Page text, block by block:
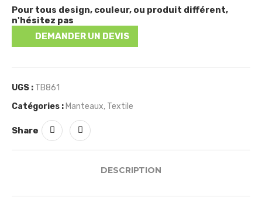
Pour tous design, couleur, ou produit différent,
n'hésitez pas
DEMANDER UN DEVIS
UGS : TB861
Catégories : Manteaux, Textile
Share
DESCRIPTION